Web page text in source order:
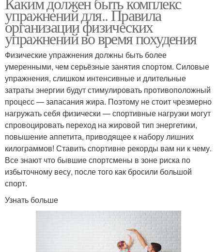
упражнений для.. Правила
организации физических
упражнений во время похудения
Физические упражнения должны быть более
умеренными, чем серьёзные занятия спортом. Силовые
упражнения, слишком интенсивные и длительные
затраты энергии будут стимулировать противоположный
процесс — запасания жира. Поэтому не стоит чрезмерно
нагружать себя физически — спортивные нагрузки могут
спровоцировать переход на жировой тип энергетики,
повышение аппетита, приводящее к набору лишних
килограммов! Ставить спортивне рекорды вам ни к чему.
Все знают что бывшие спортсмены в зоне риска по
избыточному весу, после того как бросили большой
спорт.
Узнать больше